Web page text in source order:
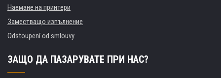
Наемане на принтери
Заместващо изпълнение
Odstoupení od smlouvy
ЗАЩО ДА ПАЗАРУВАТЕ ПРИ НАС?